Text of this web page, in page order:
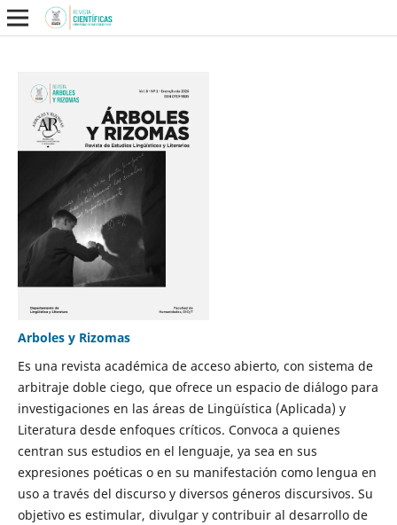
Arboles y Rizomas
Es una revista académica de acceso abierto, con sistema de
arbitraje doble ciego, que ofrece un espacio de diálogo para
investigaciones en las áreas de Lingüística (Aplicada) y
Literatura desde enfoques críticos. Convoca a quienes
centran sus estudios en el lenguaje, ya sea en sus
expresiones poéticas o en su manifestación como lengua en
uso a través del discurso y diversos géneros discursivos. Su
objetivo es estimular, divulgar y contribuir al desarrollo de